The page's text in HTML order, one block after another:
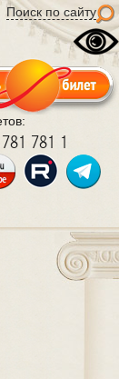
Поиск по сайту
781 781 1